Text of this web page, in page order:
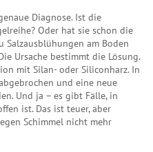
Diagnose. Ist die
Oder hat sie schon die
Salzausblühungen am Boden
Ursache bestimmt die Lösung.
mit Silan- oder Siliconharz. In
und eine neue
Und ja – es gibt Fälle, in
ist. Das ist teuer, aber
Schimmel nicht mehr